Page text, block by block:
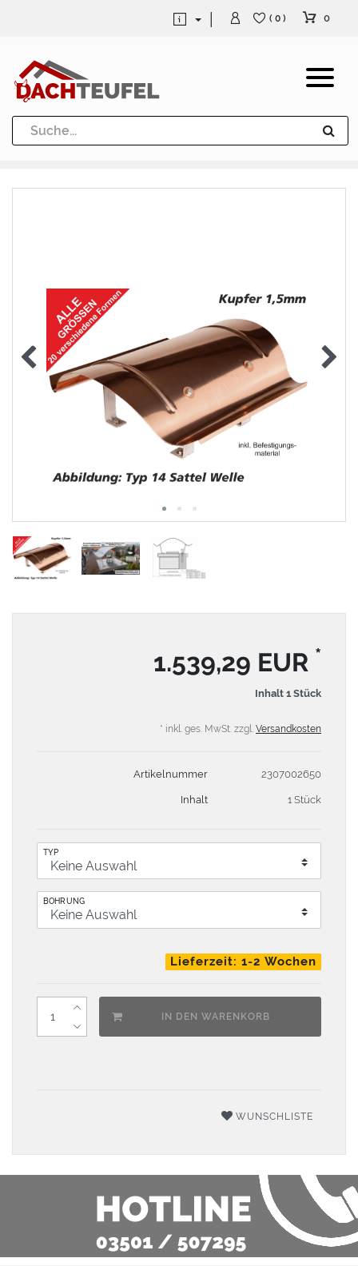
Dachrinne und Fallrohre
Werkzeuge und Löttechnik
( 0 ) 0
1.539,29 EUR *
Inhalt 1 Stück
* inkl. ges. MwSt. zzgl. Versandkosten
Artikelnummer 2307002650
Inhalt 1 Stück
TYP
BOHRUNG
Lieferzeit: 1-2 Wochen
IN DEN WARENKORB
WUNSCHLISTE